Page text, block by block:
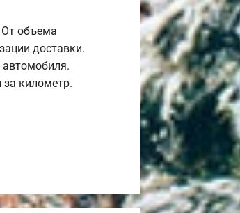
объема
доставки.
за километр.